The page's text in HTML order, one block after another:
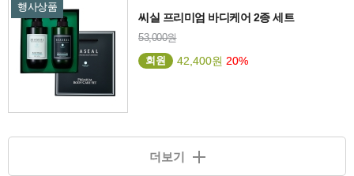
행사상품
씨실 프리미엄 바디케어 2종 세트
53,000원
회원
42,400원 20%
더보기